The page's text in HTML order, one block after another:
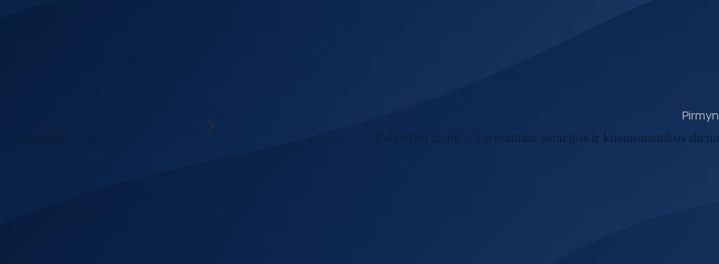
Pirmyn
Balandžio 12-oji – Tarptautinė aviacijos ir kosmonautikos diena